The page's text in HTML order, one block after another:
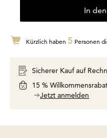
In
Kürzlich haben 5 Personen
Sicherer Kauf auf
15 %
Jetzt anmelden